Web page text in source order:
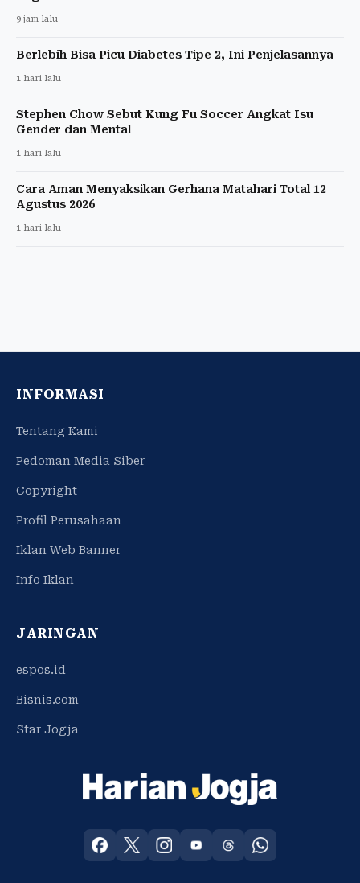
9 jam lalu
Berlebih Bisa Picu Diabetes Tipe 2, Ini Penjelasannya
1 hari lalu
Stephen Chow Sebut Kung Fu Soccer Angkat Isu
Gender dan Mental
1 hari lalu
Cara Aman Menyaksikan Gerhana Matahari Total 12
Agustus 2026
1 hari lalu
INFORMASI
Tentang Kami
Pedoman Media Siber
Copyright
Profil Perusahaan
Iklan Web Banner
Info Iklan
JARINGAN
espos.id
Bisnis.com
Star Jogja